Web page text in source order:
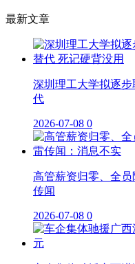
最新文章
深圳理工大学拟逐
代
2026-07-08 0
高管薪资归零、全
传闻
2026-07-08 0